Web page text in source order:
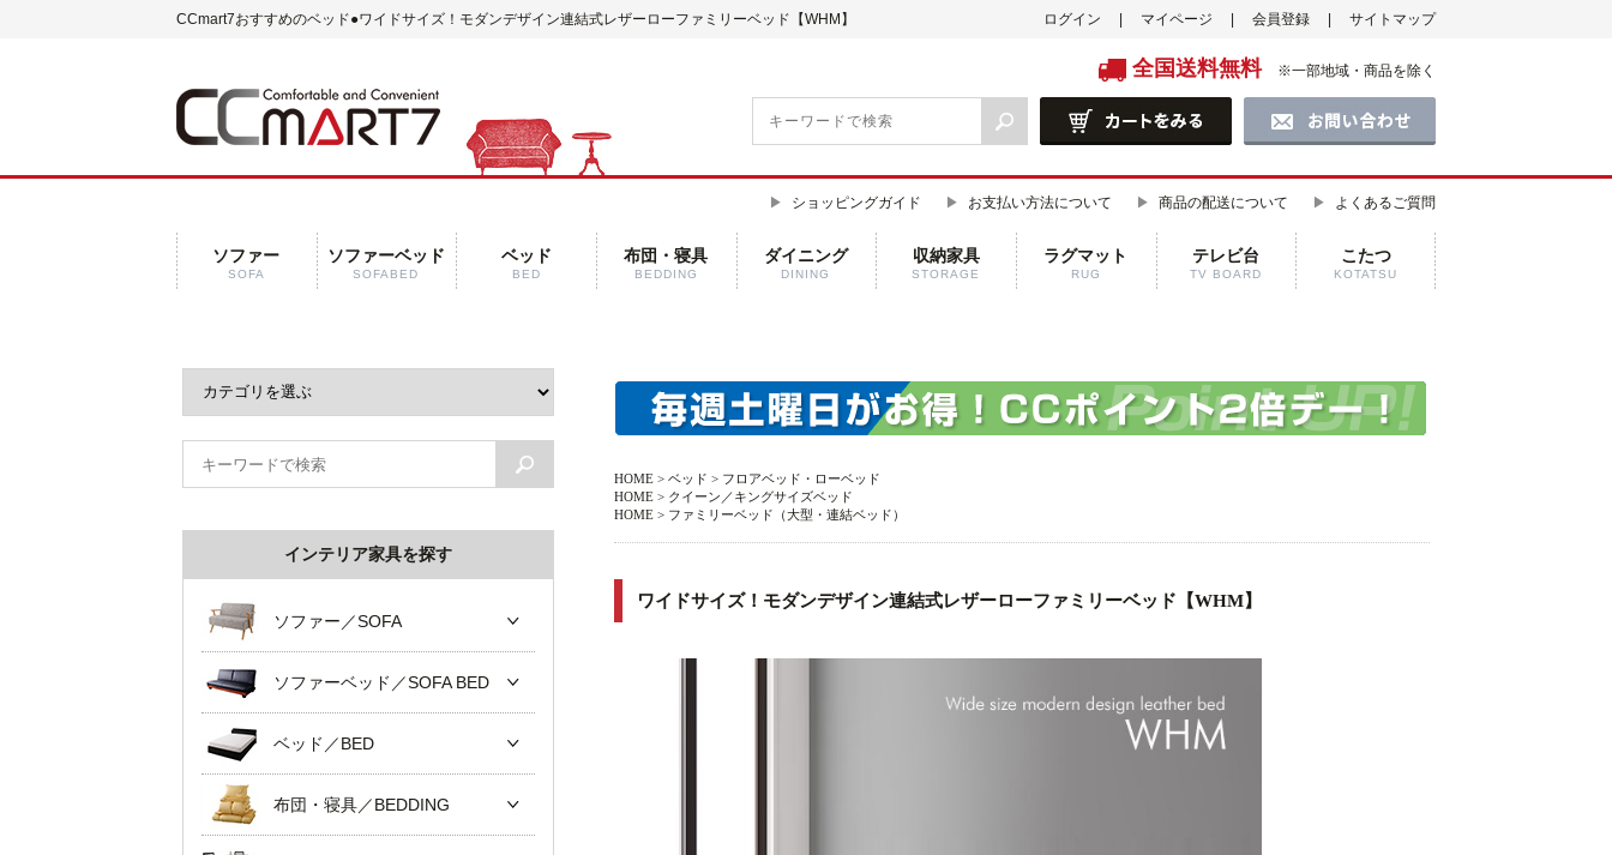
CCmart7おすすめのベッド●ワイドサイズ！モダンデザイン連結式レザーローファミリーベッド【WHM】 ログイン マイページ 会員登録 サイトマップ
全国送料無料 ※一部地域・商品を除く
ショッピングガイド お支払い方法について 商品の配送について よくあるご質問
ソファー
SOFA
ソファーベッド
SOFABED
ベッド
BED
布団・寝具
BEDDING
ダイニング
DINING
収納家具
STORAGE
ラグマット
RUG
テレビ台
TV BOARD
こたつ
KOTATSU
HOME > ベッド > フロアベッド・ローベッド
HOME > クイーン／キングサイズベッド
HOME > ファミリーベッド（大型・連結ベッド）
ワイドサイズ！モダンデザイン連結式レザーローファミリーベッド【WHM】
インテリア家具を探す
ソファー／SOFA
ソファーベッド／SOFA BED
ベッド／BED
布団・寝具／BEDDING